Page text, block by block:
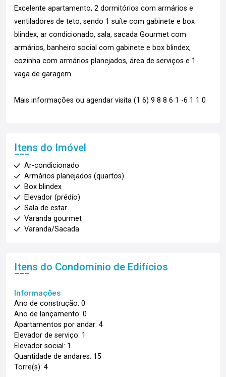
Excelente apartamento, 2 dormitórios com armários e
ventiladores de teto, sendo 1 suíte com gabinete e box
blindex, ar condicionado, sala, sacada Gourmet com
armários, banheiro social com gabinete e box blindex,
cozinha com armários planejados, área de serviços e 1
vaga de garagem.
Mais informações ou agendar visita (1 6) 9 8 8 6 1 -6 1 1 0
Itens do Imóvel
Ar-condicionado
Armários planejados (quartos)
Box blindex
Elevador (prédio)
Sala de estar
Varanda gourmet
Varanda/Sacada
Itens do Condomínio de Edifícios
Informações
Ano de construção: 0
Ano de lançamento: 0
Apartamentos por andar: 4
Elevador de serviço: 1
Elevador social: 1
Quantidade de andares: 15
Torre(s): 4